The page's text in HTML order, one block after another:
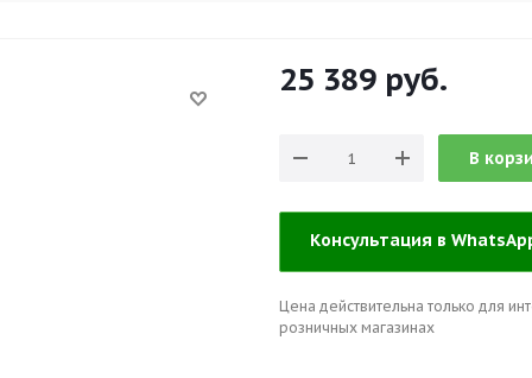
25 389 руб.
В
Консультация в
Цена действительна только для
розничных магазинах